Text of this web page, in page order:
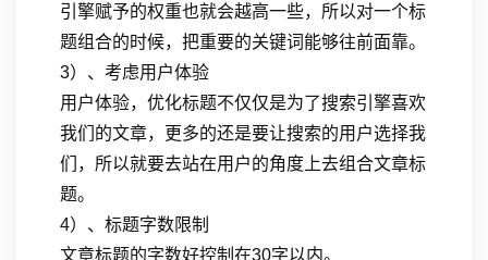
引擎赋予的权重也就会越高一些，所以对一个标
题组合的时候，把重要的关键词能够往前面靠。
3）、考虑用户体验
用户体验，优化标题不仅仅是为了搜索引擎喜欢
我们的文章，更多的还是要让搜索的用户选择我
们，所以就要去站在用户的角度上去组合文章标
题。
4）、标题字数限制
文章标题的字数好控制在30字以内。